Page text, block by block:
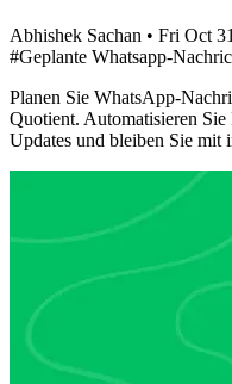
Abhishek Sachan • Fri Oct
#Geplante Whatsapp-
Planen Sie WhatsApp-
Quotient. Automatisieren
Updates und bleiben Sie mit